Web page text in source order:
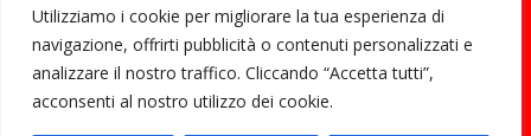
Utilizziamo i cookie per migliorare la tua esperienza di
navigazione, offrirti pubblicità o contenuti personalizzati e
analizzare il nostro traffico. Cliccando “Accetta tutti”,
acconsenti al nostro utilizzo dei cookie.